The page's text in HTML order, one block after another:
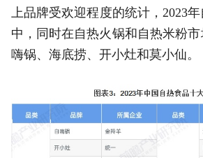
上品牌受欢迎程度的统计，2023
中，同时在自热火锅和自热米粉
嗨锅、海底捞、开小灶和莫小仙。